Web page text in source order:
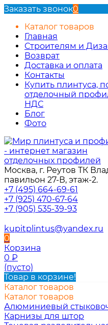
Заказать звонок0
Каталог товаров
Главная
Строителям и
Возврат
Доставка и оплата
Контакты
Купить плинтуса,
отделочный
НДС
Блог
Фото
Москва, г. Реутов ТК
павильон 27-В, этаж-2.
+7 (495) 664-69-61
+7 (925) 470-67-64
+7 (905) 535-39-93
kupitplintus@yandex.ru
0
Корзина
0 ₽
(пусто)
Товар в корзине!
Каталог товаров
Каталог товаров
Алюминиевый
Карнизы для штор